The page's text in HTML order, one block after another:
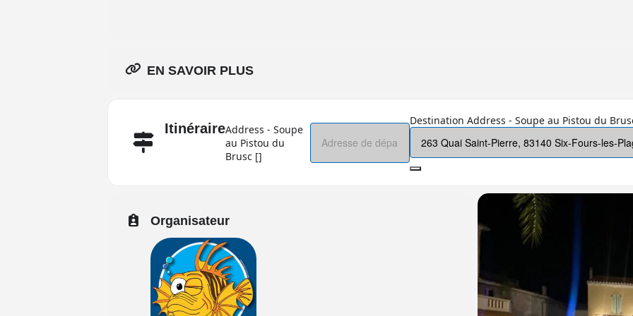
EN SAVOIR PLUS
ItinéraireAddress - Soupe
au Pistou du
Brusc []
Destination Address - Soupe au Pistou du
Organisateur